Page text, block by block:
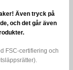
Även tryck på
och det går även
FSC-certifiering och